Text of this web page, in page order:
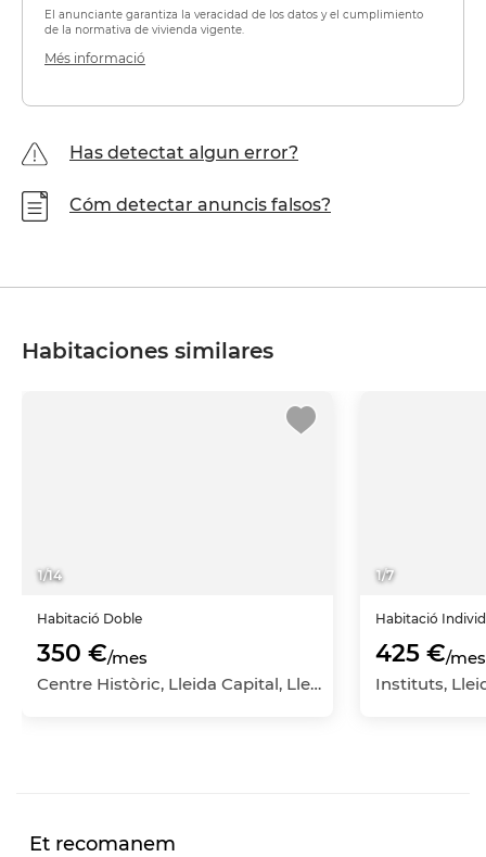
El anunciante garantiza la veracidad de los datos y el cumplimiento
de la normativa de vivienda vigente.
Més informació
Has detectat algun error?
Cóm detectar anuncis falsos?
Habitaciones similares
1/14
Habitació Doble
350 €/mes
Centre Històric, Lleida Capital, Lleida
1/7
Habitació
425 €/mes
Et recomanem